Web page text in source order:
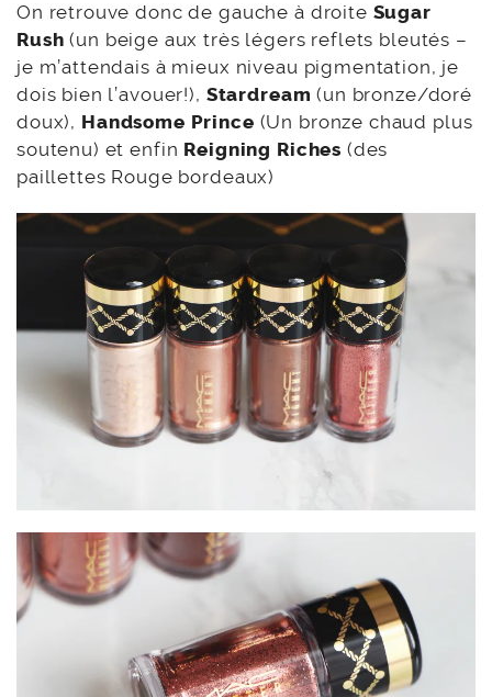
On retrouve donc de gauche à droite Sugar
Rush (un beige aux très légers reflets bleutés –
je m’attendais à mieux niveau pigmentation, je
dois bien l’avouer!), Stardream (un bronze/doré
doux), Handsome Prince (Un bronze chaud plus
soutenu) et enfin Reigning Riches (des
paillettes Rouge bordeaux)